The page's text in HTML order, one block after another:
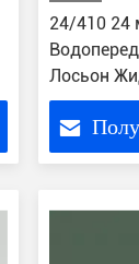
24/410 24
Лосьон
верхняя